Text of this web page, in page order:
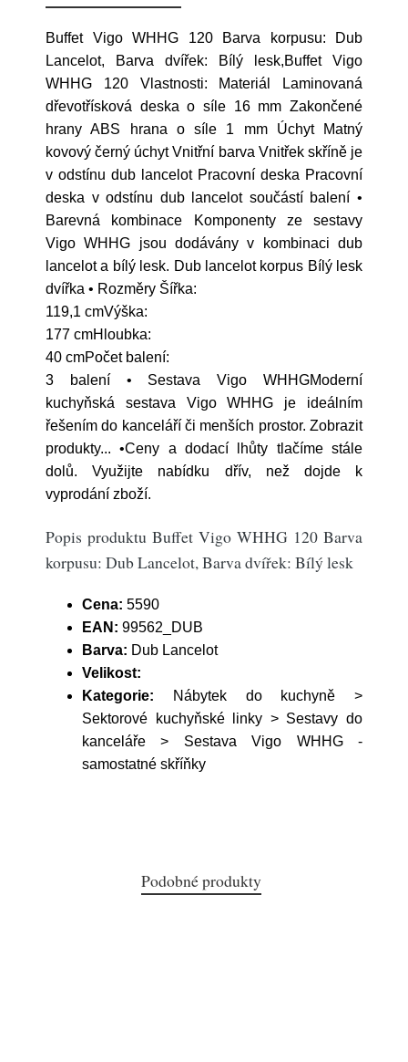
Buffet Vigo WHHG 120 Barva korpusu: Dub
Lancelot, Barva dvířek: Bílý lesk,Buffet Vigo
WHHG 120 Vlastnosti: Materiál Laminovaná
dřevotřísková deska o síle 16 mm Zakončené
hrany ABS hrana o síle 1 mm Úchyt Matný
kovový černý úchyt Vnitřní barva Vnitřek skříně je
v odstínu dub lancelot Pracovní deska Pracovní
deska v odstínu dub lancelot součástí balení •
Barevná kombinace Komponenty ze sestavy
Vigo WHHG jsou dodávány v kombinaci dub
lancelot a bílý lesk. Dub lancelot korpus Bílý lesk
dvířka • Rozměry Šířka:
119,1 cmVýška:
177 cmHloubka:
40 cmPočet balení:
3 balení • Sestava Vigo WHHGModerní
kuchyňská sestava Vigo WHHG je ideálním
řešením do kanceláří či menších prostor. Zobrazit
produkty... •Ceny a dodací lhůty tlačíme stále
dolů. Využijte nabídku dřív, než dojde k
vyprodání zboží.
Popis produktu Buffet Vigo WHHG 120 Barva
korpusu: Dub Lancelot, Barva dvířek: Bílý lesk
Cena: 5590
EAN: 99562_DUB
Barva: Dub Lancelot
Velikost:
Kategorie: Nábytek do kuchyně >
Sektorové kuchyňské linky > Sestavy do
kanceláře > Sestava Vigo WHHG -
samostatné skříňky
Podobné produkty